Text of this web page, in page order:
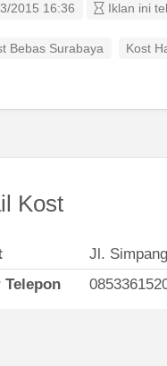
2015 16:36 Iklan ini
Bebas Surabaya Kost
Kost
Jl.
Telepon